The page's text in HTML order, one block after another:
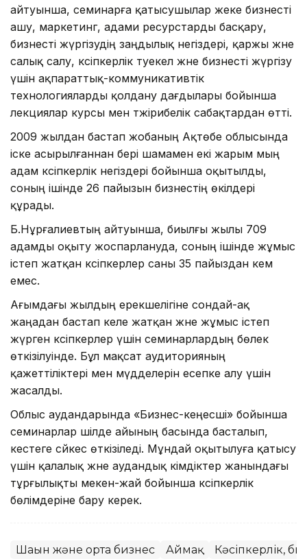
айтуынша, семинарға қатысушылар жеке бизнесті
ашу, маркетинг, адами ресурстарды басқару,
бизнесті жүргізудің заңдылық негіздері, қаржы және
салық салу, кәсіпкерлік тәуекел және бизнесті жүргізу
үшін ақпараттық-коммуникативтік
технологияларды қолдану дағдылары бойынша
лекциялар курсы мен тәжірибелік сабақтардан өтті.
2009 жылдан бастап жобаның Ақтөбе облысында
іске асырылғаннан бері шамамен екі жарым мың
адам кәсіпкерлік негіздері бойынша оқытылды,
соның ішінде 26 пайызын бизнестің өкілдері
құрады.
Б.Нұрғалиевтың айтуынша, биылғы жылы 709
адамды оқыту жоспарлануда, соның ішінде жұмыс
істеп жатқан кәсіпкерлер саны 35 пайыздан кем
емес.
Ағымдағы жылдың ерекшелігіне сондай-ақ
жаңадан бастап келе жатқан және жұмыс істеп
жүрген кәсіпкерлер үшін семинарлардың бөлек
өткізілуінде. Бұл мақсат аудиторияның
қажеттіліктері мен мүдделерін есепке алу үшін
жасалды.
Облыс аудандарында «Бизнес-кеңесші» бойынша
семинарлар шілде айының басында басталып,
кестеге сәйкес өткізіледі. Мұндай оқытылуға қатысу
үшін қалалық және аудандық әкімдіктер жанындағы
тұрғылықты мекен-жай бойынша кәсіпкерлік
бөлімдеріне бару керек.
Шағын және орта бизнес Аймақ Кәсіпкерлік,